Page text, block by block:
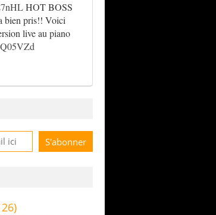
HOT BOSS
bien pris!! Voici
live au piano